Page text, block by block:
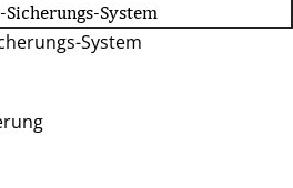
Sicherungs-System
System